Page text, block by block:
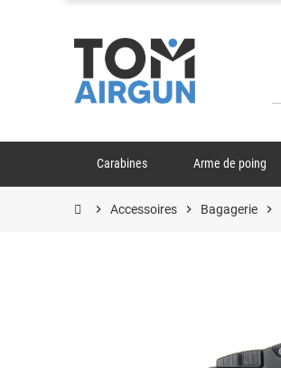
Carabines Arme de poing
chevron_right Accessoires chevron_right Bagagerie chevron_right